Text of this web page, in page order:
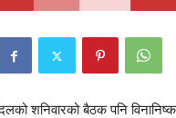
शनिवारको बैठक पनि